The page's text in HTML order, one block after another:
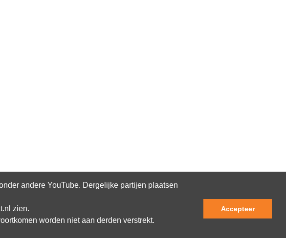
andere YouTube. Dergelijke partijen plaatsen
zien.
worden niet aan derden verstrekt.
Accepteer